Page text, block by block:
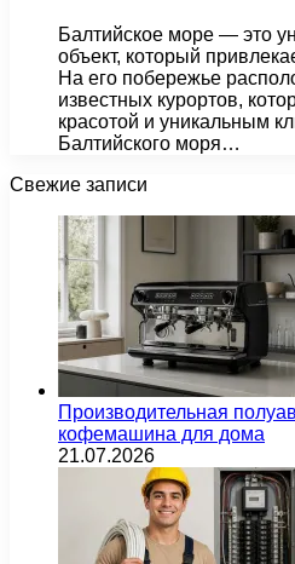
Балтийское море — это
объект, который
На его побережье
известных курортов,
красотой и уникальным
Балтийского моря…
Свежие записи
Производительная
кофемашина для дома
21.07.2026